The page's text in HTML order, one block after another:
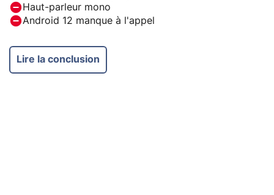
Haut-parleur mono
Android 12 manque à l'appel
Lire la conclusion